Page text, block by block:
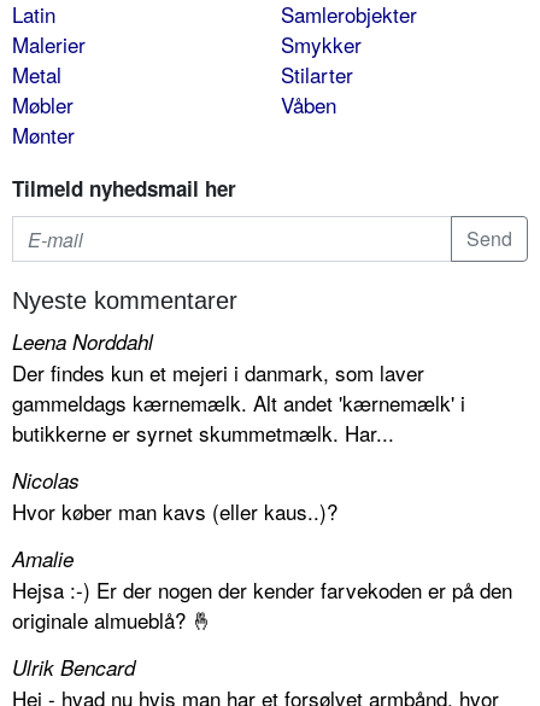
Latin
Malerier
Metal
Møbler
Mønter
Samlerobjekter
Smykker
Stilarter
Våben
Tilmeld nyhedsmail her
Nyeste kommentarer
Leena Norddahl
Der findes kun et mejeri i danmark, som laver
gammeldags kærnemælk. Alt andet 'kærnemælk' i
butikkerne er syrnet skummetmælk. Har...
Nicolas
Hvor køber man kavs (eller kaus..)?
Amalie
Hejsa :-) Er der nogen der kender farvekoden er på den
originale almueblå? 🤞
Ulrik Bencard
Hej - hvad nu hvis man har et forsølvet armbånd, hvor